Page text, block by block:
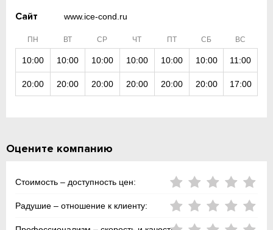
Сайт www.ice-cond.ru
ПН ВТ СР ЧТ ПТ СБ ВС
10:00 10:00 10:00 10:00 10:00 10:00 11:00
20:00 20:00 20:00 20:00 20:00 20:00 17:00
Оцените компанию
Стоимость – доступность цен:
Радушие – отношение к клиенту: